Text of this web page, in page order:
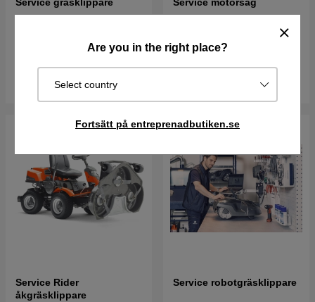
Are you in the right place?
Select country
Fortsätt på entreprenadbutiken.se
Service gräsklippare
Boka
Service motorsåg
Boka
Service Rider
åkgräsklippare
Service robotgräsklippare